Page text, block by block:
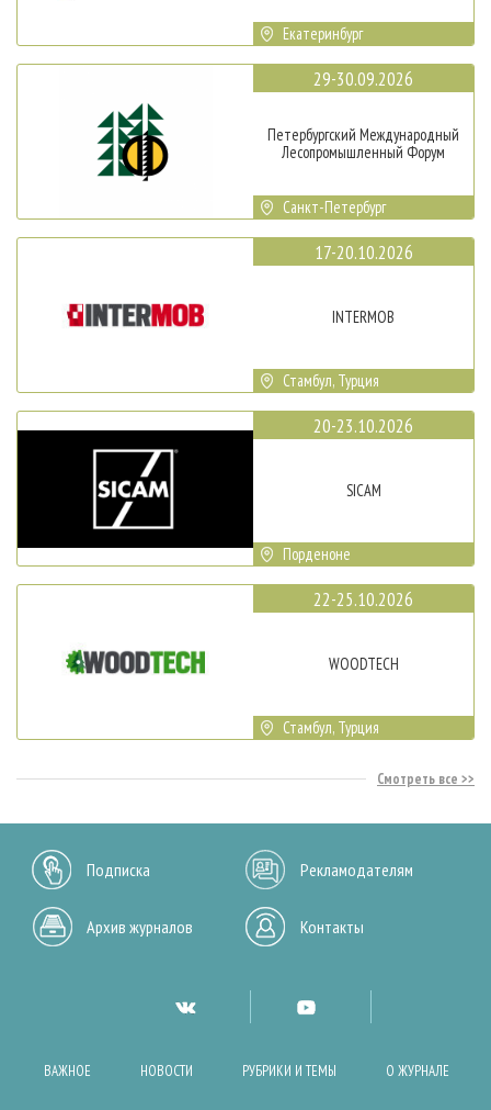
Екатеринбург
29-30.09.2026
Петербургский Международный
Лесопромышленный Форум
Санкт-Петербург
17-20.10.2026
INTERMOB
Стамбул, Турция
20-23.10.2026
SICAM
Порденоне
22-25.10.2026
WOODTECH
Стамбул, Турция
Смотреть все
Подписка Рекламодателям
Архив журналов Контакты
ВАЖНОЕ НОВОСТИ РУБРИКИ И ТЕМЫ О ЖУРНАЛЕ